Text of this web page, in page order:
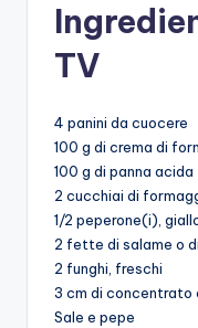
TV
4 panini da cuocere
100 g di crema di
100 g di panna acida
2 cucchiai di
1/2 peperone(i),
2 fette di salame o
2 funghi, freschi
3 cm di concentrato
Sale e pepe